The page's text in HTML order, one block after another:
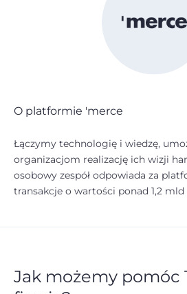
O platformie 'merce
Łączymy technologię i wiedzę,
organizacjom realizację ich wizji
osobowy zespół odpowiada za
transakcje o wartości ponad 1,2 mld
Jak możemy pomóc